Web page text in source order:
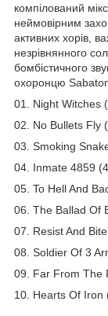
компілований
неймовірним
активних хорів,
незрівнянного
бомбістичного
охоронцю
01. Night Witches
02. No Bullets Fly
03. Smoking
04. Inmate 4859
05. To Hell And
06. The Ballad Of
07. Resist And
08. Soldier Of 3
09. Far From The
10. Hearts Of Iron